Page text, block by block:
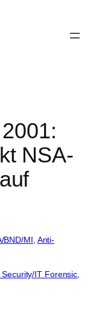
NSA-
BND/MI Anti-
Security/IT Forensic